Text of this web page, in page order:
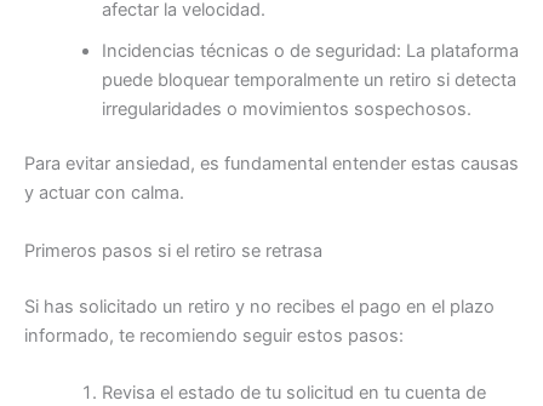
afectar la velocidad.
Incidencias técnicas o de seguridad: La plataforma
puede bloquear temporalmente un retiro si detecta
irregularidades o movimientos sospechosos.
Para evitar ansiedad, es fundamental entender estas causas
y actuar con calma.
Primeros pasos si el retiro se retrasa
Si has solicitado un retiro y no recibes el pago en el plazo
informado, te recomiendo seguir estos pasos:
Revisa el estado de tu solicitud en tu cuenta de